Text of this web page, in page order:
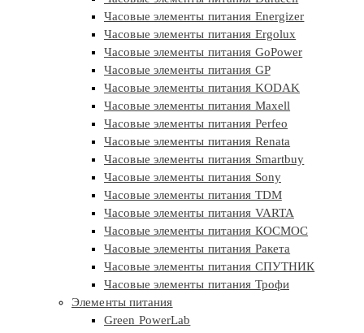
Часовые элементы питания Energizer
Часовые элементы питания Ergolux
Часовые элементы питания GoPower
Часовые элементы питания GP
Часовые элементы питания KODAK
Часовые элементы питания Maxell
Часовые элементы питания Perfeo
Часовые элементы питания Renata
Часовые элементы питания Smartbuy
Часовые элементы питания Sony
Часовые элементы питания TDM
Часовые элементы питания VARTA
Часовые элементы питания КОСМОС
Часовые элементы питания Ракета
Часовые элементы питания СПУТНИК
Часовые элементы питания Трофи
Элементы питания
Green PowerLab